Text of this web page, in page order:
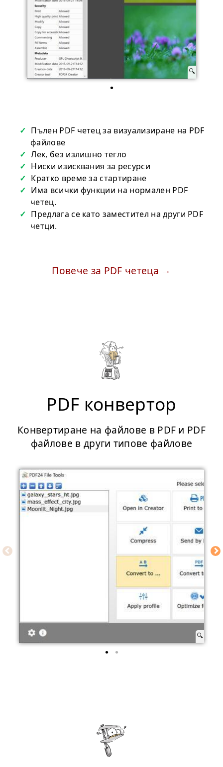
Пълен PDF четец за визуализиране на PDF
файлове
Лек, без излишно тегло
Ниски изисквания за ресурси
Кратко време за стартиране
Има всички функции на нормален PDF
четец.
Предлага се като заместител на други PDF
четци.
Повече за PDF четеца
PDF конвертор
Конвертиране на файлове в PDF и PDF
файлове в други типове файлове